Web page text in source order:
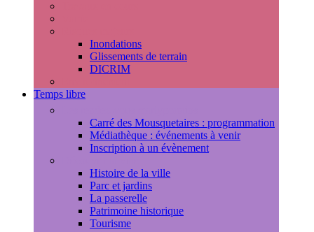
Inondations
Glissements de terrain
DICRIM
Temps libre
Carré des Mousquetaires : programmation
Médiathèque : événements à venir
Inscription à un évènement
Histoire de la ville
Parc et jardins
La passerelle
Patrimoine historique
Tourisme